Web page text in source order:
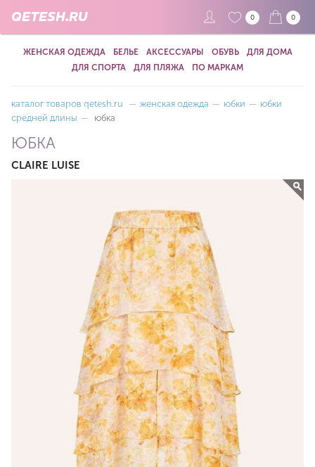
QETESH.RU 0 0
ЖЕНСКАЯ ОДЕЖДА БЕЛЬЕ АКСЕССУАРЫ ОБУВЬ
ДЛЯ ДОМА
ДЛЯ СПОРТА
ДЛЯ ПЛЯЖА ПО МАРКАМ
каталог товаров qetesh.ru — женская одежда — юбки — юбки
средней длины — юбка
ЮБКА
CLAIRE LUISE